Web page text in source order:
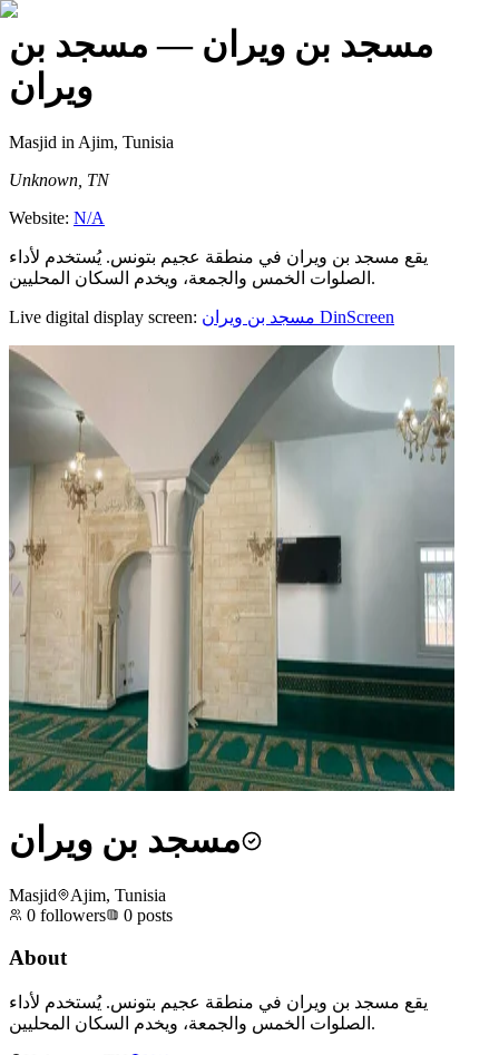
مسجد بن ويران — مسجد بن
ويران
Masjid in Ajim, Tunisia
Unknown, TN
Website: N/A
يقع مسجد بن ويران في منطقة عجيم بتونس. يُستخدم لأداء
الصلوات الخمس والجمعة، ويخدم السكان المحليين.
Live digital display screen: مسجد بن ويران DinScreen
مسجد بن ويران
Masjid
Ajim, Tunisia
0 followers 0 posts
About
يقع مسجد بن ويران في منطقة عجيم بتونس. يُستخدم لأداء
الصلوات الخمس والجمعة، ويخدم السكان المحليين.